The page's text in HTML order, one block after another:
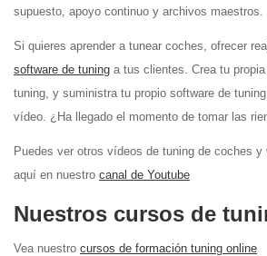
supuesto, apoyo continuo y archivos maestros.
Si quieres aprender a tunear coches, ofrecer
software de tuning a tus clientes. Crea tu
tuning, y suministra tu propio software de
vídeo. ¿Ha llegado el momento de tomar las
Puedes ver otros vídeos de tuning de coches
aquí en nuestro canal de Youtube
Nuestros cursos de
Vea nuestro cursos de formación tuning online